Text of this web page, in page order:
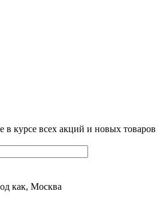
в курсе всех акций и новых товаров
как, Москва